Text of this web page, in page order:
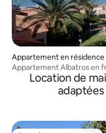
Appartement en résidence
Appartement Albatros en
Location de
adaptées